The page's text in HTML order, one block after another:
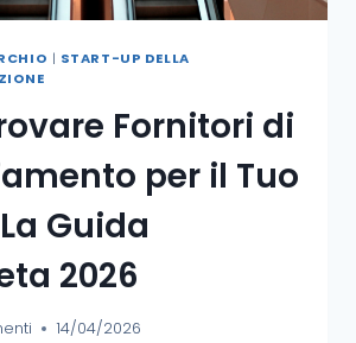
| START-UP DELLA
Fornitori di
per il Tuo
Guida
2026
14/04/2026